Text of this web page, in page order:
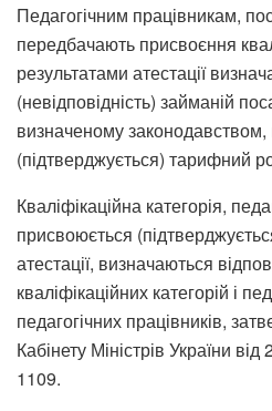
Педагогічним працівникам,
передбачають присвоєння
результатами атестації
(невідповідність) займаній
визначеному
(підтверджується) тарифний
Кваліфікаційна категорія,
присвоюється
атестації, визначаються
кваліфікаційних категорій і
педагогічних працівників,
Кабінету Міністрів України
1109.